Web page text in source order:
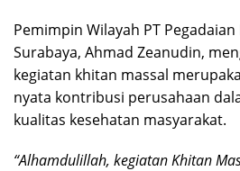
Pemimpin Wilayah PT
Surabaya, Ahmad Zeanudin,
kegiatan khitan massal
nyata kontribusi perusahaan
kualitas kesehatan masyarakat.
“Alhamdulillah, kegiatan Khitan